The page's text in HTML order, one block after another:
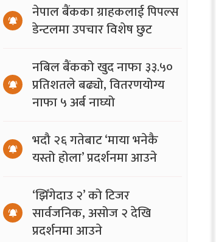
नेपाल बैंकका ग्राहकलाई पिपल्स
डेन्टलमा उपचार विशेष छुट
नबिल बैंकको खुद नाफा ३३.५०
प्रतिशतले बढ्यो, वितरणयोग्य
नाफा ५ अर्ब नाघ्यो
भदौ २६ गतेबाट ‘माया भनेकै
यस्तो होला’ प्रदर्शनमा आउने
‘झिँगेदाउ २’ को टिजर
सार्वजनिक, असोज २ देखि
प्रदर्शनमा आउने